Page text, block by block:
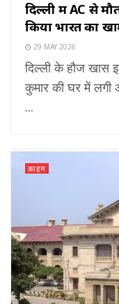
दिल्ली में AC से
किया भारत का
29 MAY 2026
दिल्ली के हौज खास
कुमार की घर में
...
क्राइम